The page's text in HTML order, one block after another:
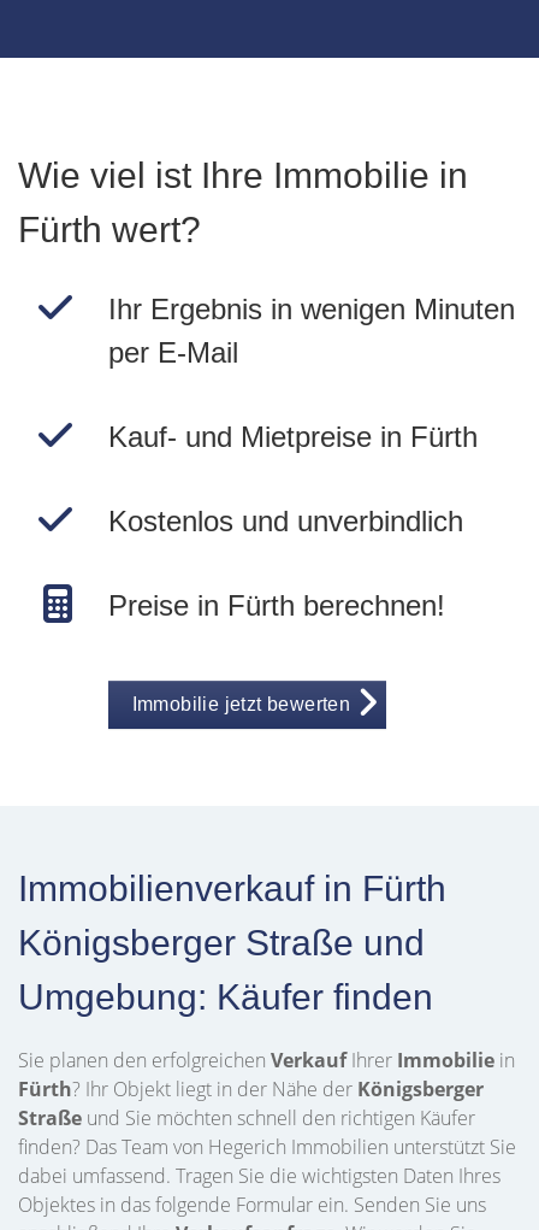
Wie viel ist Ihre Immobilie in
Fürth wert?
Ihr Ergebnis in wenigen Minuten
per E-Mail
Kauf- und Mietpreise in Fürth
Kostenlos und unverbindlich
Preise in Fürth berechnen!
Immobilie jetzt bewerten
Immobilienverkauf in Fürth
Königsberger Straße und
Umgebung: Käufer finden
Sie planen den erfolgreichen VerkaufIhrer Immobilie in
Fürth? Ihr Objekt liegt in der Nähe der Königsberger
Straße und Sie möchten schnell den richtigen Käufer
finden? Das Team von Hegerich Immobilien unterstützt Sie
dabei umfassend. Tragen Sie die wichtigsten Daten Ihres
Objektes in das folgende Formular ein. Senden Sie uns